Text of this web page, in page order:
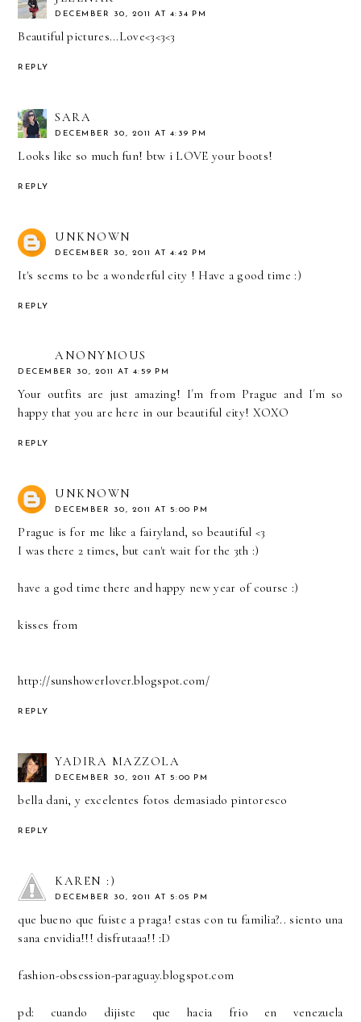
DECEMBER 30, 2011 AT 4:34 PM
Beautiful pictures...Love<3<3<3
REPLY
SARA
DECEMBER 30, 2011 AT 4:39 PM
Looks like so much fun! btw i LOVE your boots!
REPLY
UNKNOWN
DECEMBER 30, 2011 AT 4:42 PM
It's seems to be a wonderful city ! Have a good time :)
REPLY
ANONYMOUS
DECEMBER 30, 2011 AT 4:59 PM
Your outfits are just amazing! I´m from Prague and I´m so
happy that you are here in our beautiful city! XOXO
REPLY
UNKNOWN
DECEMBER 30, 2011 AT 5:00 PM
Prague is for me like a fairyland, so beautiful <3
I was there 2 times, but can't wait for the 3th :)
have a god time there and happy new year of course :)
kisses from
http://sunshowerlover.blogspot.com/
REPLY
YADIRA MAZZOLA
DECEMBER 30, 2011 AT 5:00 PM
bella dani, y excelentes fotos demasiado pintoresco
REPLY
KAREN :)
DECEMBER 30, 2011 AT 5:05 PM
que bueno que fuiste a praga! estas con tu familia?.. siento una
sana envidia!!! disfrutaaa!! :D
fashion-obsession-paraguay.blogspot.com
pd: cuando dijiste que hacia frio en venezuela